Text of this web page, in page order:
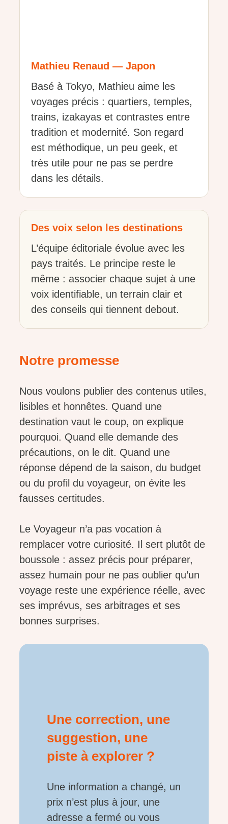
Mathieu Renaud — Japon
Basé à Tokyo, Mathieu aime les
voyages précis : quartiers, temples,
trains, izakayas et contrastes entre
tradition et modernité. Son regard
est méthodique, un peu geek, et
très utile pour ne pas se perdre
dans les détails.
Des voix selon les destinations
L’équipe éditoriale évolue avec les
pays traités. Le principe reste le
même : associer chaque sujet à une
voix identifiable, un terrain clair et
des conseils qui tiennent debout.
Notre promesse
Nous voulons publier des contenus utiles,
lisibles et honnêtes. Quand une
destination vaut le coup, on explique
pourquoi. Quand elle demande des
précautions, on le dit. Quand une
réponse dépend de la saison, du budget
ou du profil du voyageur, on évite les
fausses certitudes.
Le Voyageur n’a pas vocation à
remplacer votre curiosité. Il sert plutôt de
boussole : assez précis pour préparer,
assez humain pour ne pas oublier qu’un
voyage reste une expérience réelle, avec
ses imprévus, ses arbitrages et ses
bonnes surprises.
Une correction, une
suggestion, une
piste à explorer ?
Une information a changé, un
prix n’est plus à jour, une
adresse a fermé ou vous